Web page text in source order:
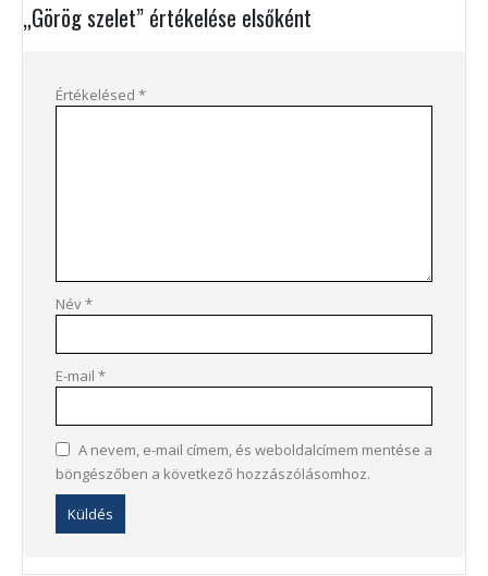
„Görög szelet” értékelése elsőként
Értékelésed *
Név*
E-mail *
A nevem, e-mail címem, és weboldalcímem mentése a
böngészőben a következő hozzászólásomhoz.